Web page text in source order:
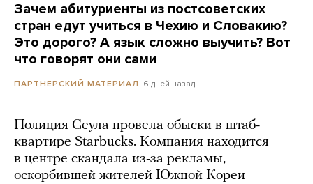
Зачем абитуриенты из постсоветских
стран едут учиться в Чехию и Словакию?
Это дорого? А язык сложно выучить? Вот
что говорят они сами
ПАРТНЕРСКИЙ МАТЕРИАЛ 6 дней назад
Полиция Сеула провела обыски в штаб-
квартире Starbucks. Компания находится
в центре скандала из-за рекламы,
оскорбившей жителей Южной Кореи